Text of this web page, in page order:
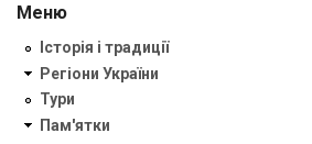
Меню
Історія і традиції
Регіони України
Тури
Пам'ятки